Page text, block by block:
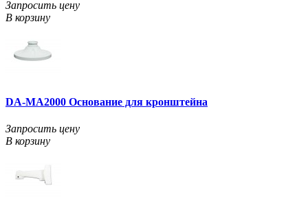
Запросить цену
В корзину
DA-MA2000 Основание для кронштейна
Запросить цену
В корзину